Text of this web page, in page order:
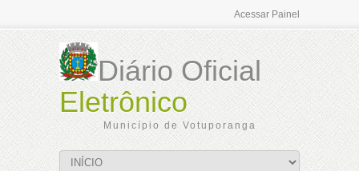
Acessar Painel
Diário Oficial
Eletrônico
Município de Votuporanga